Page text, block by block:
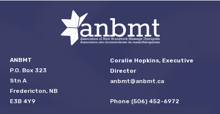
ANBMT
P.O. Box 323
Stn A
Fredericton, NB
E3B 4Y9
Coralie Hopkins, Executive
Director
anbmt@anbmt.ca
Phone (506) 452-6972